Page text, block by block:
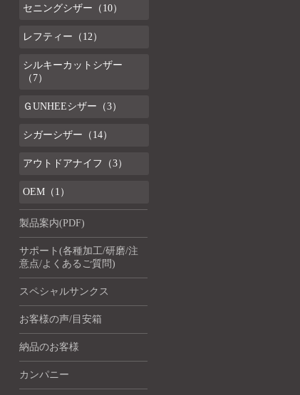
セニングシザー（10）
レフティー（12）
シルキーカットシザー
（7）
ＧUNHEEシザー（3）
シガーシザー（14）
アウトドアナイフ（3）
OEM（1）
製品案内(PDF)
サポート(各種加工/研磨/注
意点/よくあるご質問)
スペシャルサンクス
お客様の声/目安箱
納品のお客様
カンパニー